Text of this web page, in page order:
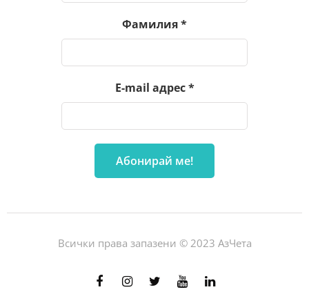
Фамилия*
E-mail адрес*
Всички права запазени © 2023 АзЧета